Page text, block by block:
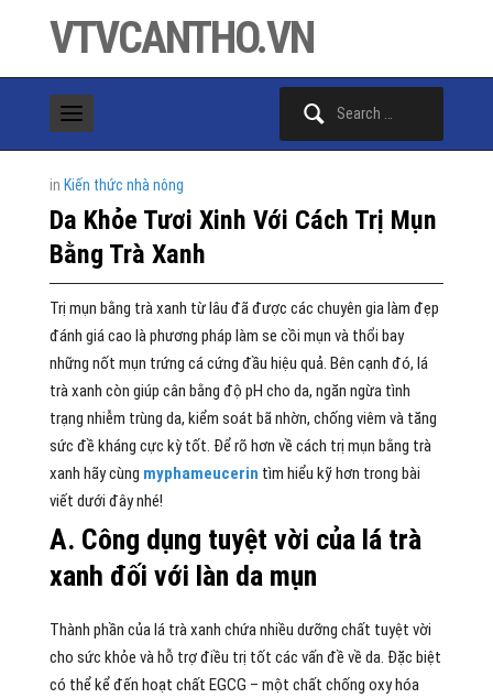
VTVCANTHO.VN
in Kiến thức nhà nông
Da Khỏe Tươi Xinh Với Cách Trị Mụn
Bằng Trà Xanh
Trị mụn bằng trà xanh từ lâu đã được các chuyên gia làm đẹp
đánh giá cao là phương pháp làm se cồi mụn và thổi bay
những nốt mụn trứng cá cứng đầu hiệu quả. Bên cạnh đó, lá
trà xanh còn giúp cân bằng độ pH cho da, ngăn ngừa tình
trạng nhiễm trùng da, kiểm soát bã nhờn, chống viêm và tăng
sức đề kháng cực kỳ tốt. Để rõ hơn về cách trị mụn bằng trà
xanh hãy cùng myphameucerin tìm hiểu kỹ hơn trong bài
viết dưới đây nhé!
A. Công dụng tuyệt vời của lá trà
xanh đối với làn da mụn
Thành phần của lá trà xanh chứa nhiều dưỡng chất tuyệt vời
cho sức khỏe và hỗ trợ điều trị tốt các vấn đề về da. Đặc biệt
có thể kể đến hoạt chất EGCG – một chất chống oxy hóa